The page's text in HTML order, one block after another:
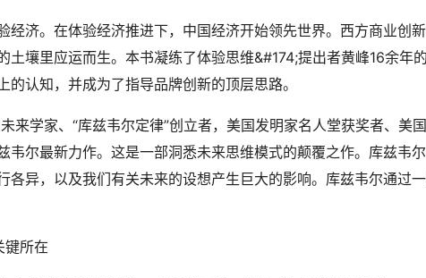
经济。在体验经济推进下，中国经济开始领先世界。西方商业创
壤里应运而生。本书凝练了体验思维&#174;提出者黄峰16余年
认知，并成为了指导品牌创新的顶层思路。
来学家、“库兹韦尔定律”创立者，美国发明家名人堂获奖者、美
尔最新力作。这是一部洞悉未来思维模式的颠覆之作。库兹韦
异，以及我们有关未来的设想产生巨大的影响。库兹韦尔通过
键所在